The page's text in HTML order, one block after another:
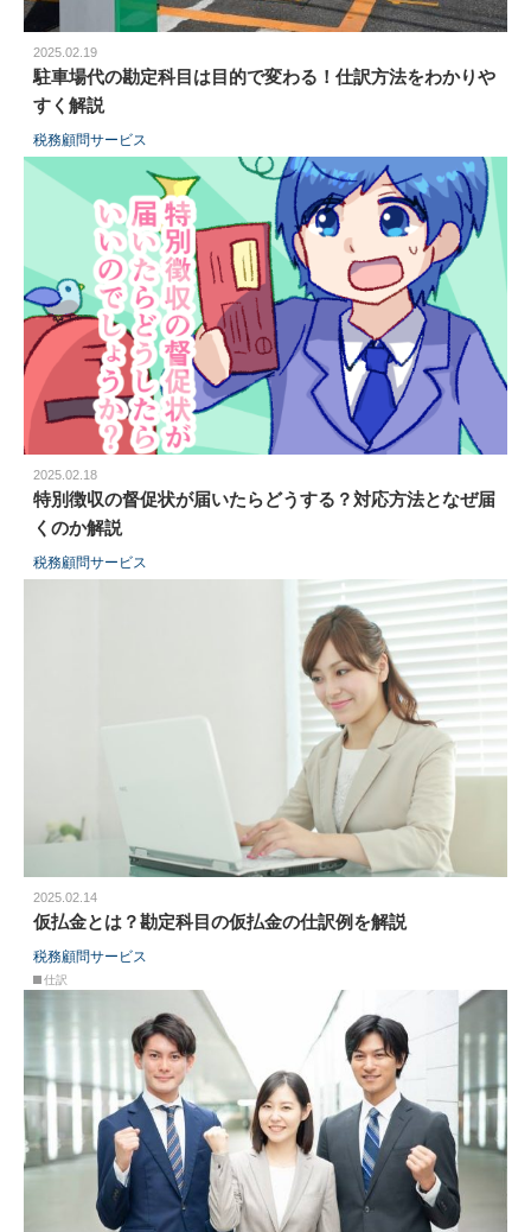
2025.02.19
駐車場代の勘定科目は目的で変わる！仕訳方法をわかりや
すく解説
税務顧問サービス
2025.02.18
特別徴収の督促状が届いたらどうする？対応方法となぜ届
くのか解説
税務顧問サービス
2025.02.14
仮払金とは？勘定科目の仮払金の仕訳例を解説
税務顧問サービス
仕訳